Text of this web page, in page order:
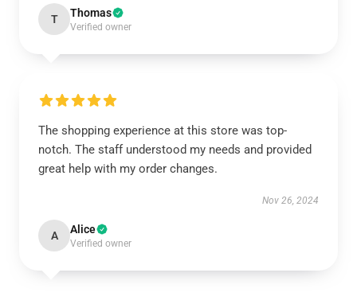
T Thomas
Verified owner
The shopping experience at this store was top-
notch. The staff understood my needs and provided
great help with my order changes.
Nov 26, 2024
A Alice
Verified owner